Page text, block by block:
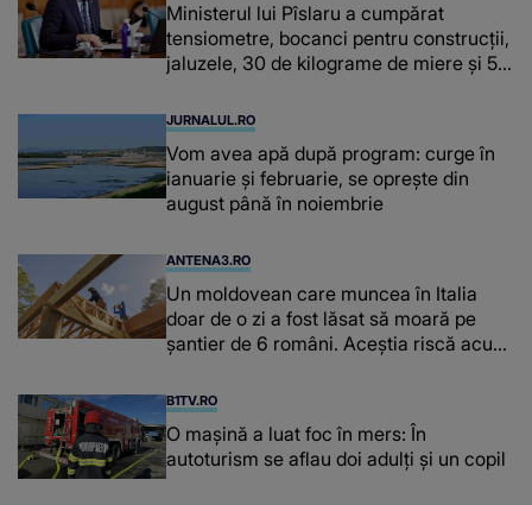
Ministerul lui Pîslaru a cumpărat
tensiometre, bocanci pentru construcții,
jaluzele, 30 de kilograme de miere și 50
JURNALUL.RO
Vom avea apă după program: curge în
ianuarie și februarie, se oprește din
august până în noiembrie
ANTENA3.RO
Un moldovean care muncea în Italia
doar de o zi a fost lăsat să moară pe
şantier de 6 români. Aceștia riscă acum
B1TV.RO
O maşină a luat foc în mers: În
autoturism se aflau doi adulți și un copil